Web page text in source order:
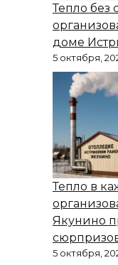
Тепло без
доме
5 октября,
Тепло в
Якунино
5 октября,